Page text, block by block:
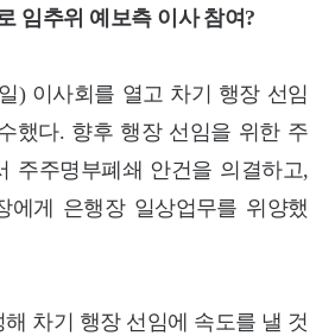
임추위 예보측 이사 참여?
) 이사회를 열고 차기 행장 선임
했다. 향후 행장 선임을 위한 주
주주명부폐쇄 안건을 의결하고,
에게 은행장 일상업무를 위양했
차기 행장 선임에 속도를 낼 것